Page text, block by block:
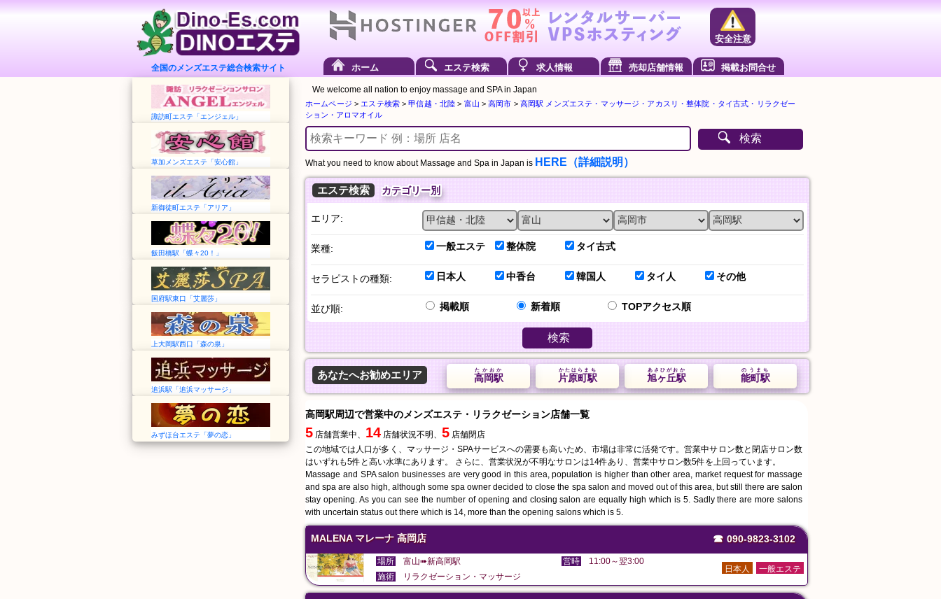
全国のメンズエステ総合検索サイト
安全注意
ホーム エステ検索 求人情報 売却店舗情報 掲載お問合せ
諏訪町エステ「エンジェル」
草加メンズエステ「安心館」
新御徒町エステ「アリア」
飯田橋駅「蝶々20！」
国府駅東口「艾麗莎」
上大岡駅西口「森の泉」
追浜駅「追浜マッサージ」
みずほ台エステ「夢の恋」
We welcome all nation to enjoy massage and SPA in Japan
ホームページ > エステ検索>甲信越・北陸 > 富山 >高岡市 > 高岡駅 メンズエステ・マッサージ・アカスリ・整体院・タイ古式・リラクゼー
ション・アロマオイル
検索
What you need to know about Massage and Spa in Japan is HERE（詳細説明）
エステ検索 カテゴリー別
エリア:
業種: 一般エステ 整体院 タイ古式
セラピストの種類: 日本人 中香台 韓国人 タイ人 その他
並び順: 掲載順 新着順 TOPアクセス順
検索
あなたへお勧めエリア 能町駅
のうまち
旭ヶ丘駅
あさひがおか
片原町駅
かたはらまち
高岡駅
たかおか
高岡駅周辺で営業中のメンズエステ・リラクゼーション店舗一覧
5 店舗営業中、 14 店舗状況不明、 5 店舗閉店
この地域では人口が多く、マッサージ・SPAサービスへの需要も高いため、市場は非常に活発です。営業中サロン数と閉店サロン数
はいずれも5件と高い水準にあります。 さらに、営業状況が不明なサロンは14件あり、営業中サロン数5件を上回っています。
Massage and SPA salon businesses are very good in this area, population is higher than other area, market request for massage
and spa are also high, although some spa owner decided to close the spa salon and moved out of this area, but still there are salon
stay opening. As you can see the number of opening and closing salon are equally high which is 5. Sadly there are more salons
with uncertain status out there which is 14, more than the opening salons which is 5.
MALENA マレーナ 高岡店 ☎ 090-9823-3102
場所 富山➠新高岡駅 営時 11:00～翌3:00
一般エステ
日本人
施術 リラクゼーション・マッサージ